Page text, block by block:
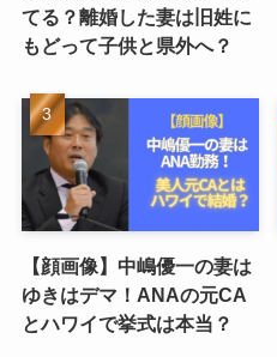
てる？離婚した妻は旧姓に
もどって子供と県外へ？
【顔画像】中嶋優一の妻は
ゆきはデマ！ANAの元CA
とハワイで挙式は本当？